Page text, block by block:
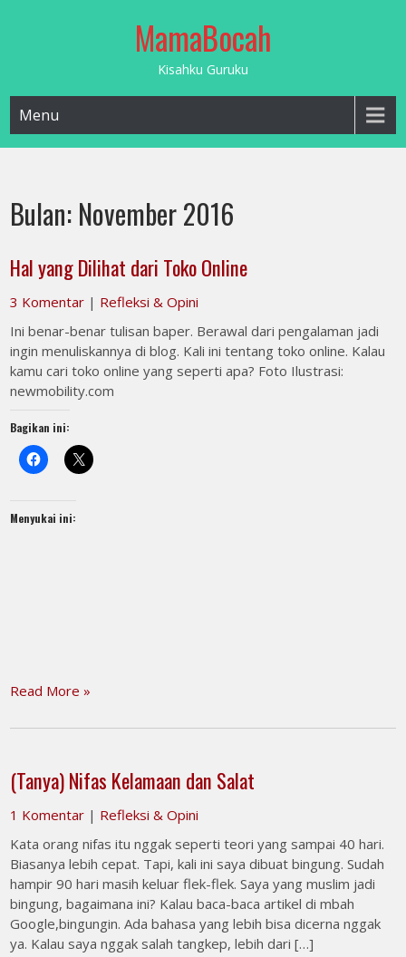
MamaBocah
Kisahku Guruku
Menu
Bulan: November 2016
Hal yang Dilihat dari Toko Online
3 Komentar | Refleksi & Opini
Ini benar-benar tulisan baper. Berawal dari pengalaman jadi
ingin menuliskannya di blog. Kali ini tentang toko online. Kalau
kamu cari toko online yang seperti apa? Foto Ilustrasi:
newmobility.com
Bagikan ini:
Menyukai ini:
Read More »
(Tanya) Nifas Kelamaan dan Salat
1 Komentar | Refleksi & Opini
Kata orang nifas itu nggak seperti teori yang sampai 40 hari.
Biasanya lebih cepat. Tapi, kali ini saya dibuat bingung. Sudah
hampir 90 hari masih keluar flek-flek. Saya yang muslim jadi
bingung, bagaimana ini? Kalau baca-baca artikel di mbah
Google,bingungin. Ada bahasa yang lebih bisa dicerna nggak
ya. Kalau saya nggak salah tangkep, lebih dari […]